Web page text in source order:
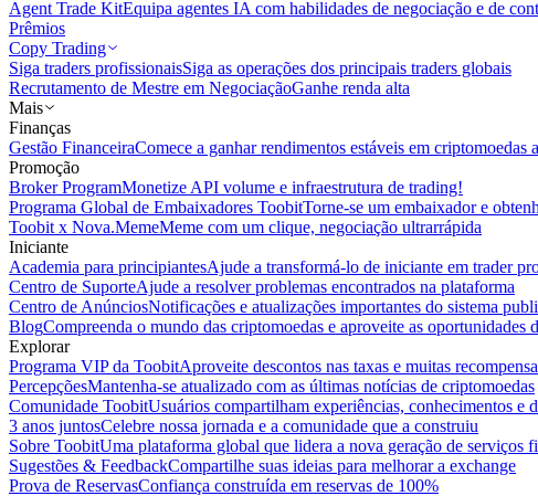
Agent Trade KitEquipa agentes IA com habilidades de negociação e de
Prêmios
Copy Trading
Siga traders profissionaisSiga as operações dos principais traders globais
Recrutamento de Mestre em NegociaçãoGanhe renda alta
Mais
Finanças
Gestão FinanceiraComece a ganhar rendimentos estáveis em criptomoedas
Promoção
Broker ProgramMonetize API volume e infraestrutura de trading!
Programa Global de Embaixadores ToobitTorne-se um embaixador e
Toobit x Nova.MemeMeme com um clique, negociação ultrarrápida
Iniciante
Academia para principiantesAjude a transformá-lo de iniciante em trader
Centro de SuporteAjude a resolver problemas encontrados na plataforma
Centro de AnúnciosNotificações e atualizações importantes do sistema
BlogCompreenda o mundo das criptomoedas e aproveite as oportunidades
Explorar
Programa VIP da ToobitAproveite descontos nas taxas e muitas
PercepçõesMantenha-se atualizado com as últimas notícias de criptomoedas
Comunidade ToobitUsuários compartilham experiências, conhecimentos e
3 anos juntosCelebre nossa jornada e a comunidade que a construiu
Sobre ToobitUma plataforma global que lidera a nova geração de serviços
Sugestões & FeedbackCompartilhe suas ideias para melhorar a exchange
Prova de ReservasConfiança construída em reservas de 100%